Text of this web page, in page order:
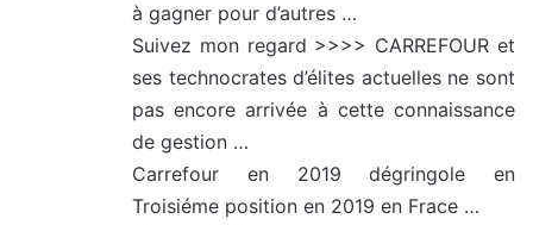
à gagner pour d’autres …
Suivez mon regard >>>> CARREFOUR et
ses technocrates d’élites actuelles ne sont
pas encore arrivée à cette connaissance
de gestion …
Carrefour en 2019 dégringole en
Troisiéme position en 2019 en Frace …